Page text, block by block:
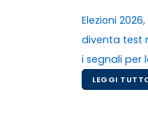
Elezioni
diventa test
i segnali per
LEGGI